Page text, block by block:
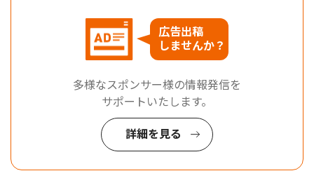
広告出稿
しませんか？
多様なスポンサー様の情報発信を
サポートいたします。
詳細を見る